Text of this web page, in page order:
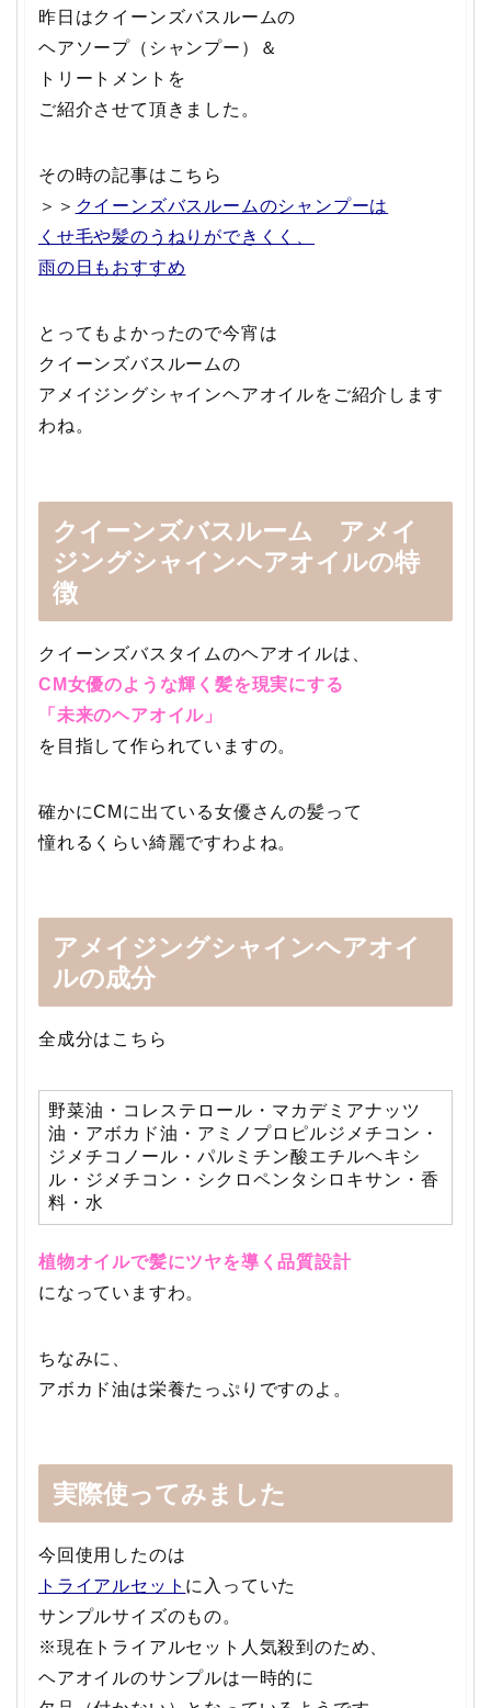
昨日はクイーンズバスルームの
ヘアソープ（シャンプー）＆
トリートメントを
ご紹介させて頂きました。
その時の記事はこちら
＞＞ クイーンズバスルームのシャンプーは
くせ毛や髪のうねりができくく、
雨の日もおすすめ
とってもよかったので今宵は
クイーンズバスルームの
アメイジングシャインヘアオイルをご紹介します
わね。
クイーンズバスルーム アメイ
ジングシャインヘアオイルの特
徴
クイーンズバスタイムのヘアオイルは、
CM女優のような輝く髪を現実にする
「未来のヘアオイル」
を目指して作られていますの。
確かにCMに出ている女優さんの髪って
憧れるくらい綺麗ですわよね。
アメイジングシャインヘアオイ
ルの成分
全成分はこちら
野菜油・コレステロール・マカデミアナッツ
油・アボカド油・アミノプロピルジメチコン・
ジメチコノール・パルミチン酸エチルヘキシ
ル・ジメチコン・シクロペンタシロキサン・香
料・水
植物オイルで髪にツヤを導く品質設計
になっていますわ。
ちなみに、
アボカド油は栄養たっぷりですのよ。
実際使ってみました
今回使用したのは
トライアルセット に入っていた
サンプルサイズのもの。
※現在トライアルセット人気殺到のため、
ヘアオイルのサンプルは一時的に